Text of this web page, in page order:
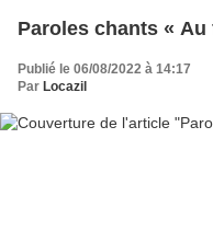
Paroles chants « Au
Publié le 06/08/2022 à 14:17
Par Locazil